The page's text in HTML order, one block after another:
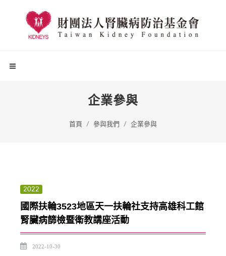
企業參與
首頁 參與我們 企業參與
2022
國際扶輪3523地區天一扶輪社支持高雄科工館
腎臟病篩檢暨衛教講座活動
2022-10-30